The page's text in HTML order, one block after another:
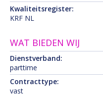
Kwaliteitsregister:
KRF NL
WAT BIEDEN WIJ
Dienstverband:
parttime
Contracttype:
vast